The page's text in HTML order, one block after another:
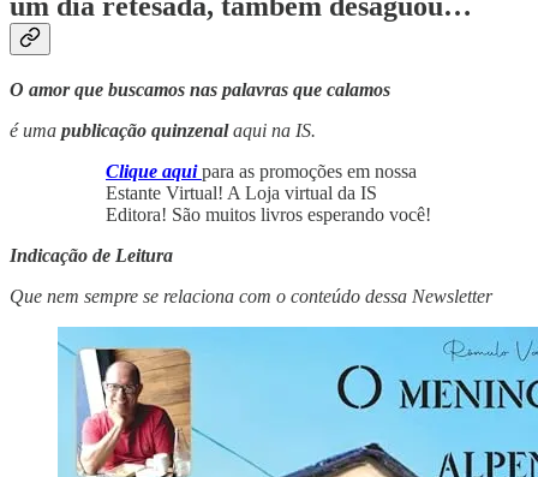
O amor que buscamos nas palavras que calamos
é uma publicação quinzenalaqui na IS.
Clique aquipara as promoções em nossa
Estante Virtual! A Loja virtual da IS
Editora! São muitos livros esperando você!
Indicação de Leitura
Que nem sempre se relaciona com o conteúdo dessa Newsletter